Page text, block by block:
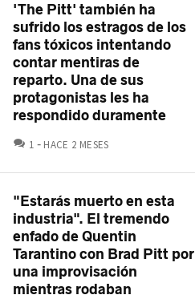
'The Pitt' también ha
sufrido los estragos de los
fans tóxicos intentando
contar mentiras de
reparto. Una de sus
protagonistas les ha
respondido duramente
1 COMENTARIOS
HACE 2 MESES
"Estarás muerto en esta
industria". El tremendo
enfado de Quentin
Tarantino con Brad Pitt por
una improvisación
mientras rodaban